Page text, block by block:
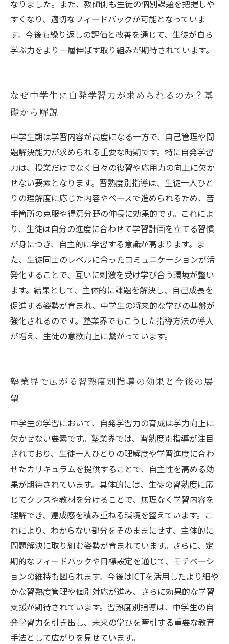
なりました。また、教師側も生徒の個別課題を把握しや
すくなり、適切なフィードバックが可能となっていま
す。今後も繰り返しの評価と改善を通じて、生徒が自ら
学ぶ力をより一層伸ばす取り組みが期待されています。
なぜ中学生に自発学習力が求められるのか？基
礎から解説
中学生期は学習内容が高度になる一方で、自己管理や問
題解決能力が求められる重要な時期です。特に自発学習
力は、授業だけでなく日々の復習や応用力の向上に欠か
せない要素となります。習熟度別指導は、生徒一人ひと
りの理解度に応じた内容やペースで進められるため、苦
手箇所の克服や得意分野の伸長に効果的です。これによ
り、生徒は自分の進度に合わせて学習計画を立てる習慣
が身につき、自主的に学習する意識が高まります。ま
た、生徒同士のレベルに合ったコミュニケーションが活
発化することで、互いに刺激を受け学び合う環境が整い
ます。結果として、主体的に課題を解決し、自己成長を
促進する姿勢が育まれ、中学生の将来的な学びの基盤が
強化されるのです。塾業界でもこうした指導方法の導入
が増え、生徒の意欲向上に繋がっています。
塾業界で広がる習熟度別指導の効果と今後の展
望
中学生の学習において、自発学習力の育成は学力向上に
欠かせない要素です。塾業界では、習熟度別指導が注目
されており、生徒一人ひとりの理解度や学習進度に合わ
せたカリキュラムを提供することで、自主性を高める効
果が期待されています。具体的には、生徒の習熟度に応
じてクラスや教材を分けることで、無理なく学習内容を
理解でき、達成感を積み重ねる環境を整えています。こ
れにより、わからない部分をそのままにせず、主体的に
問題解決に取り組む姿勢が育まれています。さらに、定
期的なフィードバックや目標設定を通じて、モチベーシ
ョンの維持も図られます。今後はICTを活用したより細や
かな習熟度管理や個別対応が進み、さらに効果的な学習
支援が期待されています。習熟度別指導は、中学生の自
発学習力を引き出し、未来の学びを牽引する重要な教育
手法として広がりを見せています。